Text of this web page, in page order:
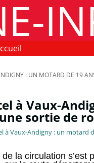
: UN MOTARD DE 19
à Vaux-
sortie de
la circulation s’est